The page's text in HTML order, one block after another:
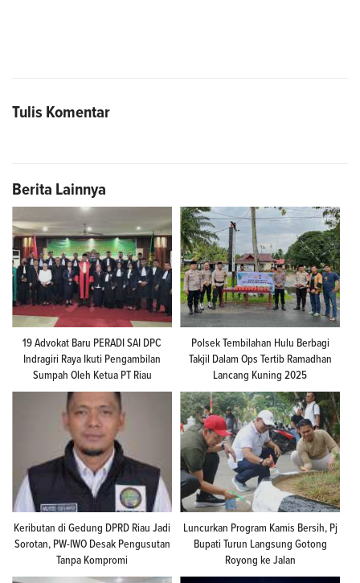
Tulis Komentar
Berita Lainnya
19 Advokat Baru PERADI SAI DPC
Indragiri Raya Ikuti Pengambilan
Sumpah Oleh Ketua PT Riau
Polsek Tembilahan Hulu Berbagi
Takjil Dalam Ops Tertib Ramadhan
Lancang Kuning 2025
Keributan di Gedung DPRD Riau Jadi
Sorotan, PW-IWO Desak Pengusutan
Tanpa Kompromi
Luncurkan Program Kamis Bersih, Pj
Bupati Turun Langsung Gotong
Royong ke Jalan